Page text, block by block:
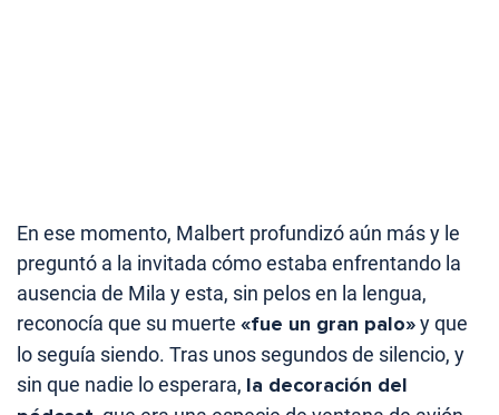
En ese momento, Malbert profundizó aún más y le
preguntó a la invitada cómo estaba enfrentando la
ausencia de Mila y esta, sin pelos en la lengua,
reconocía que su muerte «fue un gran palo»y que
lo seguía siendo. Tras unos segundos de silencio, y
sin que nadie lo esperara, la decoración del